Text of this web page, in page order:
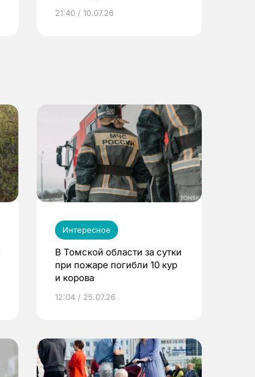
21:40 / 10.07.26
Интересное
В Томской области за сутки
при пожаре погибли 10 кур
и корова
12:04 / 25.07.26